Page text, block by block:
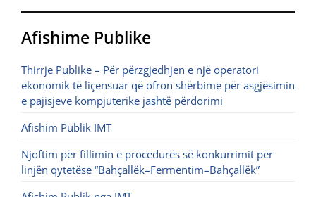
Afishime Publike
Thirrje Publike – Për përzgjedhjen e një operatori
ekonomik të liçensuar që ofron shërbime për asgjësimin
e pajisjeve kompjuterike jashtë përdorimi
Afishim Publik IMT
Njoftim për fillimin e procedurës së konkurrimit për
linjën qytetëse “Bahçallëk–Fermentim–Bahçallëk”